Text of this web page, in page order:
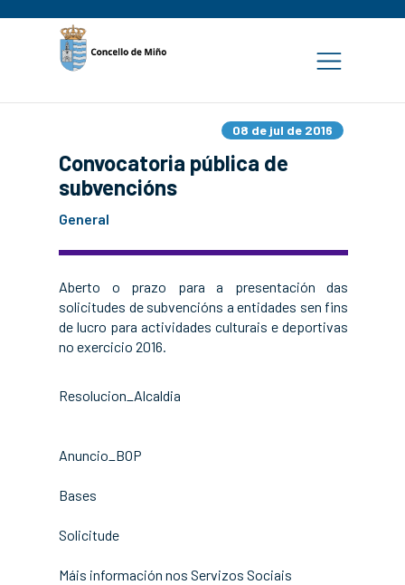
08 de jul de 2016
Convocatoria pública de
subvencións
General
Aberto o prazo para a presentación das
solicitudes de subvencións a entidades sen fins
de lucro para actividades culturais e deportivas
no exercicio 2016.
Resolucion_Alcaldia
Anuncio_BOP
Bases
Solicitude
Máis información nos Servizos Sociais